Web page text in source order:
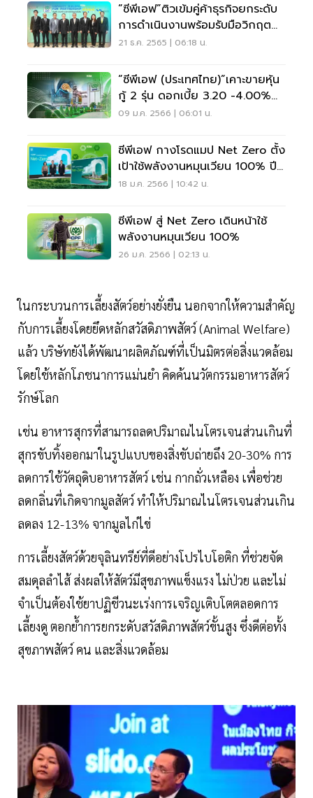
“ซีพีเอฟ”ติวเข้มคู่ค้าธุรกิจยกระดับ
การดำเนินงานพร้อมรับมือวิกฤต
โลกร้อน
21 ธ.ค. 2565 | 06:18 น.
“ซีพีเอฟ (ประเทศไทย)”เคาะขายหุ้น
กู้ 2 รุ่น ดอกเบี้ย 3.20 -4.00%
ต่อปี
09 ม.ค. 2566 | 06:01 น.
ซีพีเอฟ กางโรดแมป Net Zero ตั้ง
เป้าใช้พลังงานหมุนเวียน 100% ปี
2030
18 ม.ค. 2566 | 10:42 น.
ซีพีเอฟ สู่ Net Zero เดินหน้าใช้
พลังงานหมุนเวียน 100%
26 ม.ค. 2566 | 02:13 น.
ในกระบวนการเลี้ยงสัตว์อย่างยั่งยืน นอกจากให้ความสำคัญ
กับการเลี้ยงโดยยึดหลักสวัสดิภาพสัตว์ (Animal Welfare)
แล้ว บริษัทยังได้พัฒนาผลิตภัณฑ์ที่เป็นมิตรต่อสิ่งแวดล้อม
โดยใช้หลักโภชนาการแม่นยำ คิดค้นนวัตกรรมอาหารสัตว์
รักษ์โลก
เช่น อาหารสุกรที่สามารถลดปริมาณไนโตรเจนส่วนเกินที่
สุกรขับทิ้งออกมาในรูปแบบของสิ่งขับถ่ายถึง 20-30% การ
ลดการใช้วัตถุดิบอาหารสัตว์ เช่น กากถั่วเหลือง เพื่อช่วย
ลดกลิ่นที่เกิดจากมูลสัตว์ ทำให้ปริมาณไนโตรเจนส่วนเกิน
ลดลง 12-13% จากมูลไก่ไข่
การเลี้ยงสัตว์ด้วยจุลินทรีย์ที่ดีอย่างโปรไบโอติก ที่ช่วยจัด
สมดุลลำไส้ ส่งผลให้สัตว์มีสุขภาพแข็งแรง ไม่ป่วย และไม่
จำเป็นต้องใช้ยาปฏิชีวนะเร่งการเจริญเติบโตตลอดการ
เลี้ยงดู ตอกย้ำการยกระดับสวัสดิภาพสัตว์ขั้นสูง ซึ่งดีต่อทั้ง
สุขภาพสัตว์ คน และสิ่งแวดล้อม